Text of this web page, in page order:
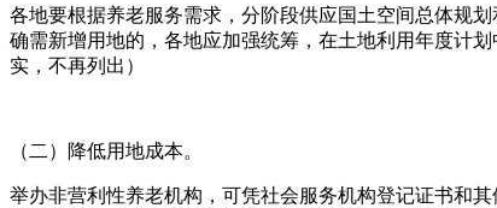
各地要根据养老服务需求，分阶段供应国土空间总体规
确需新增用地的，各地应加强统筹，在土地利用年度计
实，不再列出）
（二）降低用地成本。
举办非营利性养老机构，可凭社会服务机构登记证书和